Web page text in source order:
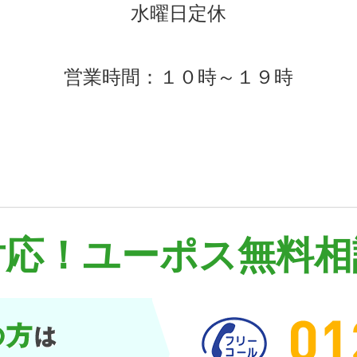
水曜日定休
営業時間：１０時～１９時
！ ユーポス無料